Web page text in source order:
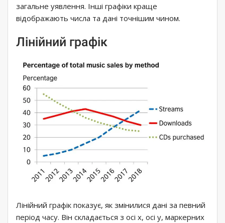
загальне уявлення. Інші графіки краще
відображають числа та дані точнішим чином.
Лінійний графік
Лінійний графік показує, як змінилися дані за певний
період часу. Він складається з осі x, осі y, маркерних